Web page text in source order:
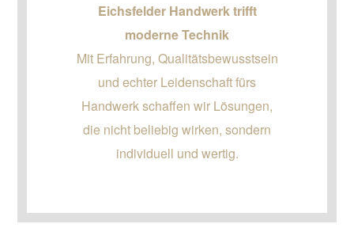
Eichsfelder Handwerk trifft
moderne Technik
Mit Erfahrung, Qualitätsbewusstsein
und echter Leidenschaft fürs
Handwerk schaffen wir Lösungen,
die nicht beliebig wirken, sondern
individuell und wertig.